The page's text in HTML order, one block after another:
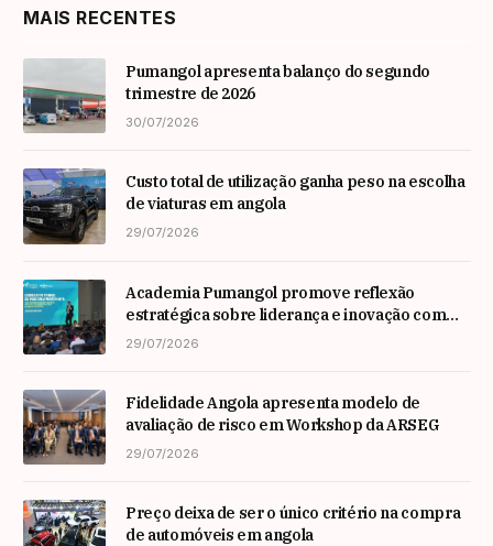
MAIS RECENTES
Pumangol apresenta balanço do segundo
trimestre de 2026
30/07/2026
Custo total de utilização ganha peso na escolha
de viaturas em angola
29/07/2026
Academia Pumangol promove reflexão
estratégica sobre liderança e inovação com
especialista internacional Nadim Habib
29/07/2026
Fidelidade Angola apresenta modelo de
avaliação de risco em Workshop da ARSEG
29/07/2026
Preço deixa de ser o único critério na compra
de automóveis em angola